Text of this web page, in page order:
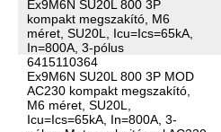
Ex9M6N SU20L 800 3P
kompakt megszakító, M6
méret, SU20L, Icu=Ics=65kA,
In=800A, 3-pólus
6415110364
Ex9M6N SU20L 800 3P MOD
AC230 kompakt megszakító,
M6 méret, SU20L,
Icu=Ics=65kA, In=800A, 3-